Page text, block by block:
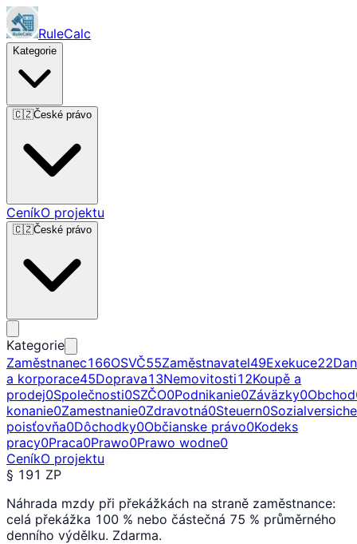
RuleCalc
Kategorie
🇨🇿České právo
CeníkO projektu
🇨🇿České právo
Kategorie
Zaměstnanec166OSVČ55Zaměstnavatel49Exekuce22
a korporace45Doprava13Nemovitosti12Koupě a
prodej0Společnosti0SZČO0Podnikanie0Záväzky0Obchod
konanie0Zamestnanie0Zdravotná0Steuern0
poisťovňa0Dôchodky0Občianske právo0Kodeks
pracy0Praca0Prawo0Prawo wodne0
CeníkO projektu
§ 191 ZP
Náhrada mzdy při překážkách na straně zaměstnance:
celá překážka 100 % nebo částečná 75 % průměrného
denního výdělku. Zdarma.